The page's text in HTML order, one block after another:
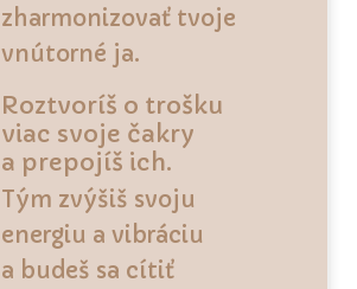
zharmonizovať tvoje
vnútorné ja.
Roztvoríš o trošku
viac svoje čakry
a prepojíš ich.
Tým zvýšiš svoju
energiu a vibráciu
a budeš sa cítiť